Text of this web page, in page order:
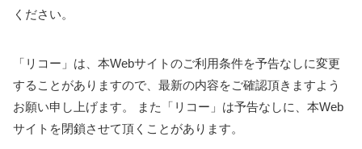
ください。
「リコー」は、本Webサイトのご利用条件を予告なしに変更
することがありますので、最新の内容をご確認頂きますよう
お願い申し上げます。 また「リコー」は予告なしに、本Web
サイトを閉鎖させて頂くことがあります。